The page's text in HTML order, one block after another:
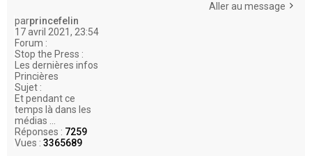
Aller au message
parprincefelin
17 avril 2021, 23:54
Forum :
Stop the Press :
Les dernières infos
Princières
Sujet :
Et pendant ce
temps là dans les
médias ...
Réponses : 7259
Vues : 3365689